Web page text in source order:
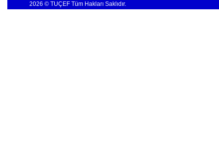
2026 © TUÇEF Tüm Hakları Saklıdır.